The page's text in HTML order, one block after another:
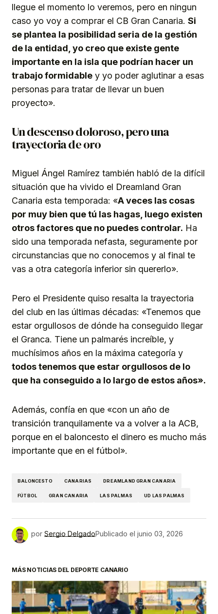
llegue el momento lo veremos, pero en ningun
caso yo voy a comprar el CB Gran Canaria. Si
se plantea la posibilidad seria de la gestión
de la entidad, yo creo que existe gente
importante en la isla que podrían hacer un
trabajo formidable y yo poder aglutinar a esas
personas para tratar de llevar un buen
proyecto».
Un descenso doloroso, pero una
trayectoria de oro
Miguel Ángel Ramírez también habló de la difícil
situación que ha vivido el Dreamland Gran
Canaria esta temporada: «A veces las cosas
por muy bien que tú las hagas, luego existen
otros factores que no puedes controlar. Ha
sido una temporada nefasta, seguramente por
circunstancias que no conocemos y al final te
vas a otra categoría inferior sin quererlo».
Pero el Presidente quiso resalta la trayectoria
del club en las últimas décadas: «Tenemos que
estar orgullosos de dónde ha conseguido llegar
el Granca. Tiene un palmarés increíble, y
muchísimos años en la máxima categoría y
todos tenemos que estar orgullosos de lo
que ha conseguido a lo largo de estos años».
Además, confía en que «con un año de
transición tranquilamente va a volver a la ACB,
porque en el baloncesto el dinero es mucho más
importante que en el fútbol».
BALONCESTO CANARIAS DREAMLAND GRAN CANARIA
FÚTBOL GRAN CANARIA LAS PALMAS UD LAS PALMAS
por Sergio DelgadoPublicado el junio 03, 2026
MÁS NOTICIAS DEL DEPORTE CANARIO